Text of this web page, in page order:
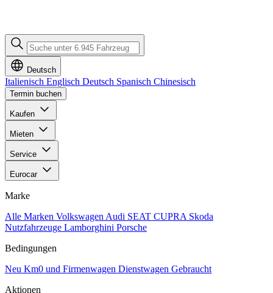
Deutsch
Italienisch Englisch Deutsch Spanisch Chinesisch
Termin buchen
Kaufen
Mieten
Service
Eurocar
Marke
Alle Marken Volkswagen Audi SEAT CUPRA Skoda
Nutzfahrzeuge Lamborghini Porsche
Bedingungen
Neu Km0 und Firmenwagen Dienstwagen Gebraucht
Aktionen